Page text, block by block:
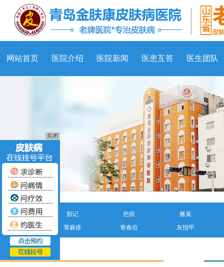
网站首页 医院介绍 医院新闻 医患互答 医生团队
胎记 疤痕
腋臭
荨麻疹
青春痘 灰指甲
疾病百科
关闭